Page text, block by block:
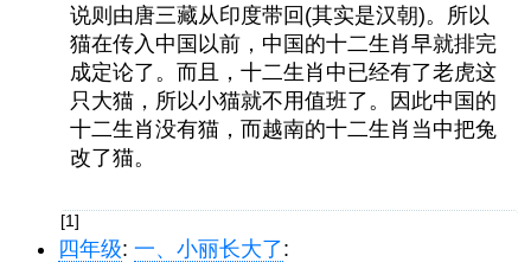
说则由唐三藏从印度带回(其实是汉朝)。所以
猫在传入中国以前，中国的十二生肖早就排完
成定论了。而且，十二生肖中已经有了老虎这
只大猫，所以小猫就不用值班了。因此中国的
十二生肖没有猫，而越南的十二生肖当中把兔
改了猫。
[1]
四年级: 一、小丽长大了: